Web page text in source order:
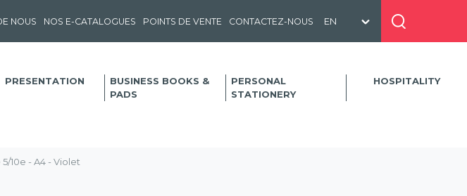
NOUS NOS E-CATALOGUES POINTS DE VENTE CONTACTEZ-NOUS
PRESENTATION
BUSINESS BOOKS &
PADS
PERSONAL
STATIONERY
HOSPITALITY
10e - A4 - Violet